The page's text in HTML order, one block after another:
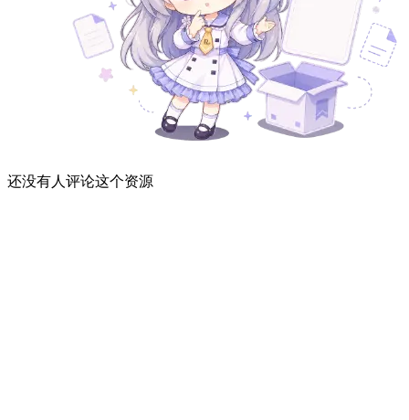
还没有人评论这个资源